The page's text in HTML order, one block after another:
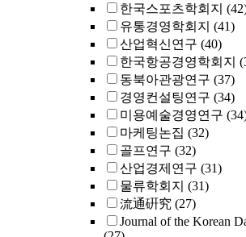
한국스포츠학회지
유통경영학회지 (41)
산업혁신연구 (40)
한국항공경영학회지
동북아관광연구 (37)
경영컨설팅연구 (34)
미용예술경영연구
마케팅논집 (32)
골프연구 (32)
산업경제연구 (31)
물류학회지 (31)
流通硏究 (27)
Journal of the Korean